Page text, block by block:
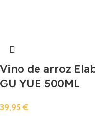
Vino de arroz
GU YUE 500ML
39,95€